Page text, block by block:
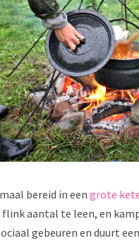
bereid in een grote
aantal te leen, en
gebeuren en duurt